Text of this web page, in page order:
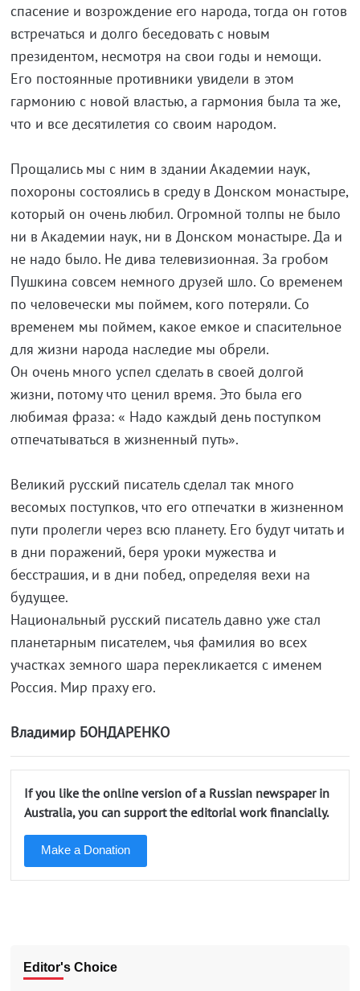
спасение и возрождение его народа, тогда он готов
встречаться и долго беседовать с новым
президентом, несмотря на свои годы и немощи.
Его постоянные противники увидели в этом
гармонию с новой властью, а гармония была та же,
что и все десятилетия со своим народом.
Прощались мы с ним в здании Академии наук,
похороны состоялись в среду в Донском монастыре,
который он очень любил. Огромной толпы не было
ни в Академии наук, ни в Донском монастыре. Да и
не надо было. Не дива телевизионная. За гробом
Пушкина совсем немного друзей шло. Со временем
по человечески мы поймем, кого потеряли. Со
временем мы поймем, какое емкое и спасительное
для жизни народа наследие мы обрели.
Он очень много успел сделать в своей долгой
жизни, потому что ценил время. Это была его
любимая фраза: « Надо каждый день поступком
отпечатываться в жизненный путь».
Великий русский писатель сделал так много
весомых поступков, что его отпечатки в жизненном
пути пролегли через всю планету. Его будут читать и
в дни поражений, беря уроки мужества и
бесстрашия, и в дни побед, определяя вехи на
будущее.
Национальный русский писатель давно уже стал
планетарным писателем, чья фамилия во всех
участках земного шара перекликается с именем
Россия. Мир праху его.
Владимир БОНДАРЕНКО
If you like the online version of a Russian newspaper in
Australia, you can support the editorial work financially.
Make a Donation
Editor's Choice